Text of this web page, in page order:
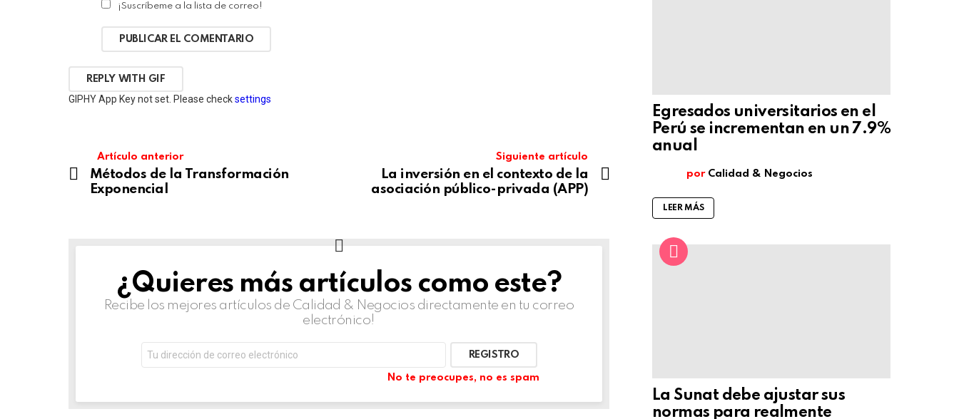
¡Suscríbeme a la lista de correo!
PUBLICAR EL COMENTARIO
REPLY WITH GIF
GIPHY App Key not set. Please checksettings
Artículo anterior
Métodos de la Transformación
Exponencial
Siguiente artículo
La inversión en el contexto de la
asociación público-privada (APP)
NEWSLETTER
¿Quieres más artículos como este?
Recibe los mejores artículos de Calidad & Negocios directamente en tu correo
electrónico!
de
correo
No te preocupes, no es spam
Egresados universitarios en el
Perú se incrementan en un 7.9%
anual
por Calidad & Negocios
LEER MÁS
La Sunat debe ajustar sus
normas para realmente